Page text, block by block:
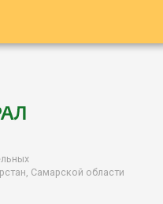
Самарской области